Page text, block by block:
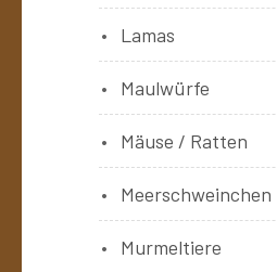
Lamas
Maulwürfe
Mäuse / Ratten
Meerschweinchen
Murmeltiere